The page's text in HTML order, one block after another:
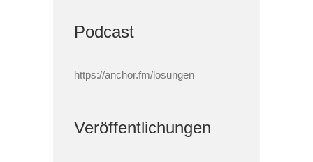
Podcast
https://anchor.fm/losungen
Veröffentlichungen